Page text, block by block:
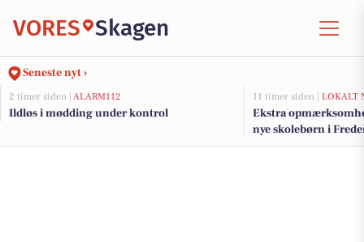
VORES Skagen
Seneste nyt ›
2 timer siden | ALARM112
Ildløs i mødding under kontrol
11 timer siden | LOKALT
Ekstra
nye skolebørn i
efter sommerferien